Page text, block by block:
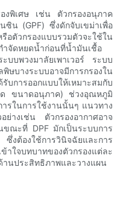
งพิเศษ เช่น ตัวกรองอนุภาค
ซิน (GPF) ซึ่งดักจับเขม่าเพื่อ
ตัวกรองแบบรวมตัวจะใช้ใน
ำจัดหยดน้ำก่อนที่น้ำมันเชื้อ
บบพวงมาลัยเพาเวอร์ ระบบ
ษบางระบบอาจมีการกรองใน
บการออกแบบให้เหมาะสมกับ
ขนาดอนุภาค) ช่วงอุณหภูมิ
รในการใช้งานนั้นๆ แนวทาง
ย่างเช่น ตัวกรองอากาศอาจ
ขณะที่ DPF มักเป็นระบบการ
ต้องใช้การวินิจฉัยและการ
ใจบทบาทของตัวกรองแต่ละ
นประสิทธิภาพและวางแผน